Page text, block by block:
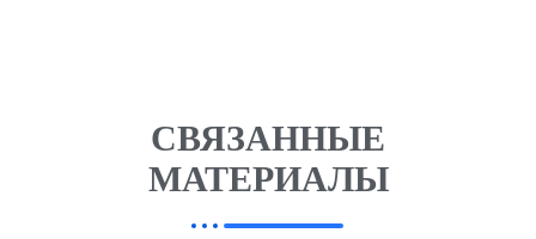
СВЯЗАННЫЕ
МАТЕРИАЛЫ